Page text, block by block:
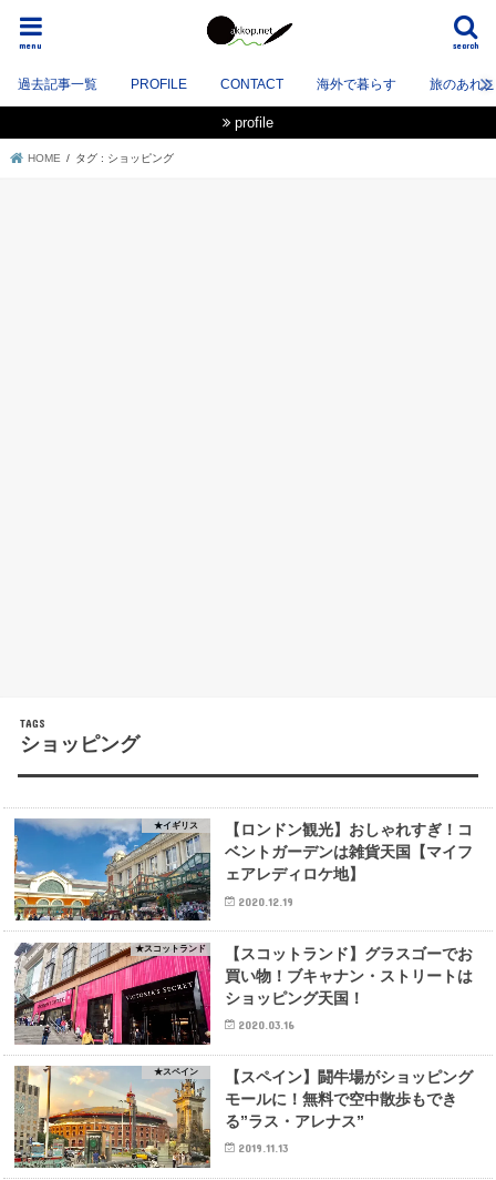
search
menu
過去記事一覧 PROFILE CONTACT 海外で暮らす 旅のあれ
profile
HOME タグ : ショッピング
ショッピング
★イギリス
【ロンドン観光】おしゃれすぎ！コ
ベントガーデンは雑貨天国【マイフ
ェアレディロケ地】
2020.12.19
★スコットランド
【スコットランド】グラスゴーでお
買い物！ブキャナン・ストリートは
ショッピング天国！
2020.03.16
★スペイン
【スペイン】闘牛場がショッピング
モールに！無料で空中散歩もでき
る”ラス・アレナス”
2019.11.13